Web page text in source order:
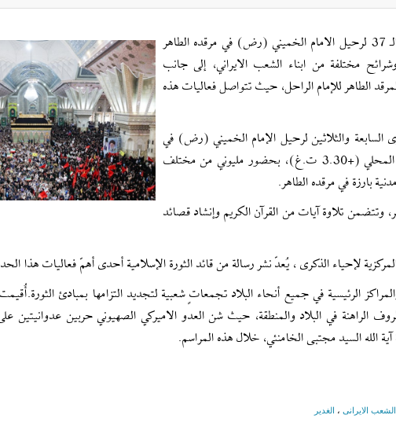
وبدأت مراسم تكريم الذكرى السنوية الـ 37 لرحيل الامام الخميني (رض) في مرقده الطاهر
مختلفة من ابناء الشعب الايراني، إلى جانب
الطاهر للإمام الراحل، حيث تتواصل فعاليات هذه
السابعة والثلاثين لرحيل الإمام الخميني (رض) في
تمام الساعة التاسعة صباحًا بالتوقيت المحلي (+3.30 ت.غ)، بحضور مليوني من مختلف
بارزة في مرقده الطاهر.
وتتضمن تلاوة آيات من القرآن الكريم وإنشاد قصائد
لإحياء الذكرى ، يُعدّ نشر رسالة من قائد الثورة الإسلامية أحدى أهمّ فعاليات هذا
الرئيسية في جميع أنحاء البلاد تجمعاتٍ شعبية لتجديد التزامها بمبادئ
الراهنة في البلاد والمنطقة، حيث شن العدو الاميركي الصهيوني حربين عدوانيتين
الله السيد مجتبى الخامنئي، خلال هذه المراسم.
الشعب الایرانی ، الغدیر